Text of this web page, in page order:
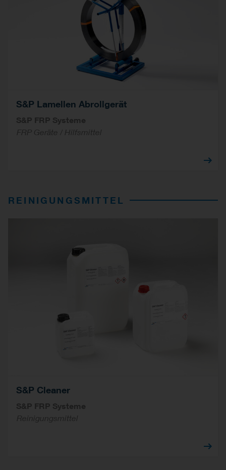
S&P Lamellen Abrollgerät
S&P FRP Systeme
FRP Geräte / Hilfsmittel
REINIGUNGSMITTEL
S&P Cleaner
S&P FRP Systeme
Reinigungsmittel